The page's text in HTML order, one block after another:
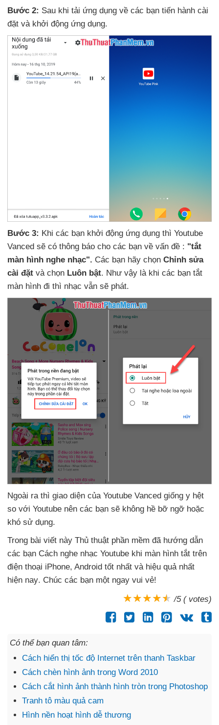
Bước 2: Sau khi tải ứng dụng về các bạn tiến hành cài
đặt và khởi động ứng dụng.
Bước 3: Khi các bạn khởi động ứng dụng thì Youtube
Vanced sẽ có thông báo cho các bạn về vấn đề : "tắt
màn hình nghe nhạc". Các bạn hãy chọn Chỉnh sửa
cài đặt và chọn Luôn bật. Như vậy là khi các bạn tắt
màn hình đi thì nhạc vẫn sẽ phát.
Ngoài ra thì giao diện của Youtube Vanced giống y hệt
so với Youtube nên các bạn sẽ không hề bỡ ngỡ hoặc
khó sử dụng.
Trong bài viết này Thủ thuật phần mềm đã hướng dẫn
các bạn Cách nghe nhạc Youtube khi màn hình tắt trên
điện thoại iPhone, Android tốt nhất và hiệu quả nhất
hiện nay. Chúc các bạn một ngay vui vẻ!
/5 ( votes)
Có thể bạn quan tâm:
Cách hiển thị tốc độ Internet trên thanh Taskbar
Cách chèn hình ảnh trong Word 2010
Cách cắt hình ảnh thành hình tròn trong Photoshop
Tranh tô màu quả cam
Hình nền hoạt hình dễ thương